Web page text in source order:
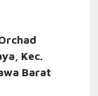
Kec.
Barat